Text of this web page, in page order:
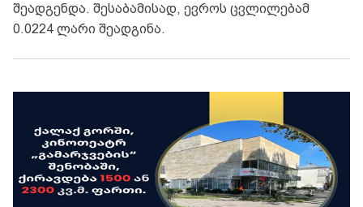
შეადგენდა. შესაბამისად, ევროს ცვლილებამ
0.0224 ლარი შეადგინა.